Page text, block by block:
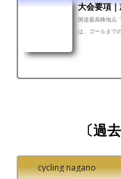
大会要項
国道最高峰地点
は、ゴールまで
〔過
cycling nagano